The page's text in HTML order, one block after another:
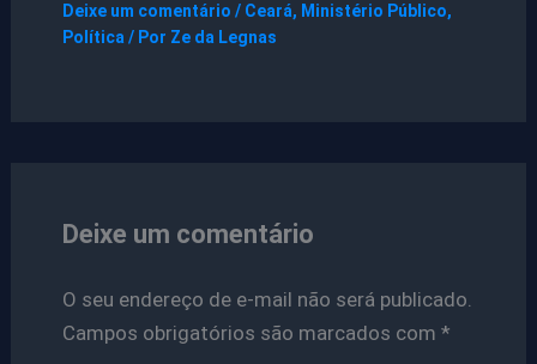
Deixe um comentário / Ceará, Ministério Público,
Política/ Por Ze da Legnas
Deixe um comentário
O seu endereço de e-mail não será publicado.
Campos obrigatórios são marcados com *